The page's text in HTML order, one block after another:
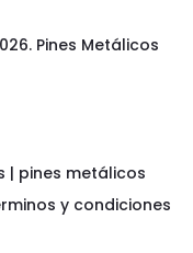
Pines Metálicos
| pines metálicos
y condiciones